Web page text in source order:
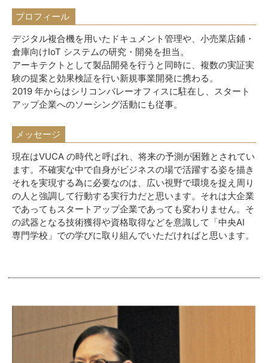
プロフィール
デジタル複合機を用いたドキュメント管理や、小売業店鋪・
倉庫向けIoT システムの研究・開発を担当。
アーキテクトとして製品開発を行うと同時に、複数の実証実
験の提案と効果検証を行い新規事業開発に携わる。
2019 年からはシリコンバレーオフィスに駐在し、スタート
アップ企業へのソーシング活動にも従事。
メッセージ
現在はVUCA の時代と呼ばれ、将来の予測が困難とされてい
ます。不確実な中で自身がビジネスの場で活躍する姿を描き
それを実現する為に必要なのは、広い視野で環境を捉え周り
の人と強調して行動する実行力だと思います。それは大企業
であってもスタートアップ企業であっても変わりません。そ
の武器となる技術獲得や資格取得などを意識して「中央AI
専門学校」での学びに取り組んでいただければと思います。